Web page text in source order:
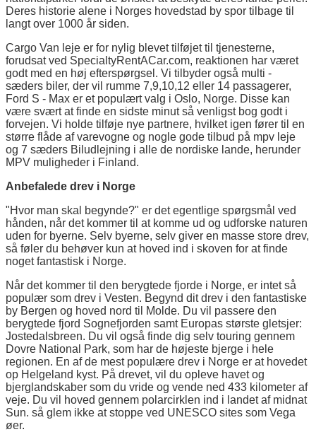
Deres historie alene i Norges hovedstad by spor tilbage til
langt over 1000 år siden.
Cargo Van leje er for nylig blevet tilføjet til tjenesterne,
forudsat ved SpecialtyRentACar.com, reaktionen har været
godt med en høj efterspørgsel. Vi tilbyder også multi -
sæders biler, der vil rumme 7,9,10,12 eller 14 passagerer,
Ford S - Max er et populært valg i Oslo, Norge. Disse kan
være svært at finde en sidste minut så venligst bog godt i
forvejen. Vi holde tilføje nye partnere, hvilket igen fører til en
større flåde af varevogne og nogle gode tilbud på mpv leje
og 7 sæders Biludlejning i alle de nordiske lande, herunder
MPV muligheder i Finland.
Anbefalede drev i Norge
"Hvor man skal begynde?" er det egentlige spørgsmål ved
hånden, når det kommer til at komme ud og udforske naturen
uden for byerne. Selv byerne, selv giver en masse store drev,
så føler du behøver kun at hoved ind i skoven for at finde
noget fantastisk i Norge.
Når det kommer til den berygtede fjorde i Norge, er intet så
populær som drev i Vesten. Begynd dit drev i den fantastiske
by Bergen og hoved nord til Molde. Du vil passere den
berygtede fjord Sognefjorden samt Europas største gletsjer:
Jostedalsbreen. Du vil også finde dig selv touring gennem
Dovre National Park, som har de højeste bjerge i hele
regionen. En af de mest populære drev i Norge er at hovedet
op Helgeland kyst. På drevet, vil du opleve havet og
bjerglandskaber som du vride og vende ned 433 kilometer af
veje. Du vil hoved gennem polarcirklen ind i landet af midnat
Sun. så glem ikke at stoppe ved UNESCO sites som Vega
øer.